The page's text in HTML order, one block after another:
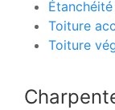
Étanchéité
Toiture
Toiture